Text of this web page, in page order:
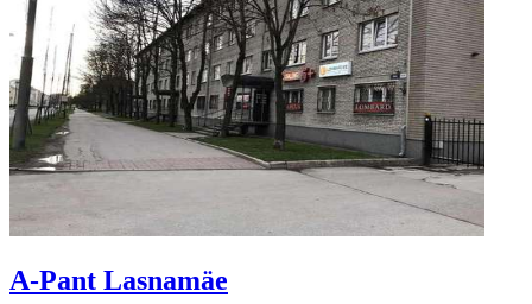
A-Pant Lasnamäe